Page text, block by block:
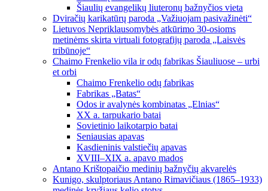
Šiaulių evangelikų liuteronų bažnyčios vieta
Dviračių karikatūrų paroda „Važiuojam pasivažinėti“
Lietuvos Nepriklausomybės atkūrimo 30-osioms
metinėms skirta virtuali fotografijų paroda „Laisvės
tribūnoje“
Chaimo Frenkelio vila ir odų fabrikas Šiauliuose – urbi
et orbi
Chaimo Frenkelio odų fabrikas
Fabrikas „Batas“
Odos ir avalynės kombinatas „Elnias“
XX a. tarpukario batai
Sovietinio laikotarpio batai
Seniausias apavas
Kasdieninis valstiečių apavas
XVIII–XIX a. apavo mados
Antano Krištopaičio medinių bažnyčių akvarelės
Kunigo, skulptoriaus Antano Rimavičiaus (1865–1933)